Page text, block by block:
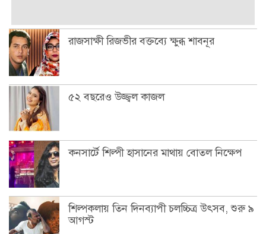
রাজসাক্ষী রিজভীর বক্তব্যে ক্ষুব্ধ শাবনূর
৫২ বছরেও উজ্জ্বল কাজল
কনসার্টে শিল্পী হাসানের মাথায় বোতল নিক্ষেপ
শিল্পকলায় তিন দিনব্যাপী চলচ্চিত্র উৎসব, শুরু ৯
আগস্ট